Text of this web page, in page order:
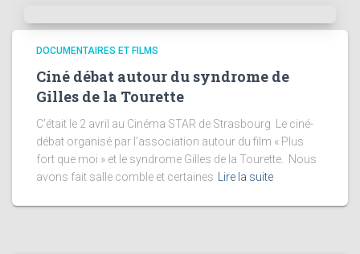
DOCUMENTAIRES ET FILMS
Ciné débat autour du syndrome de
Gilles de la Tourette
C’était le 2 avril au Cinéma STAR de Strasbourg Le ciné-
débat organisé par l’association autour du film « Plus
fort que moi » et le syndrome Gilles de la Tourette. Nous
avons fait salle comble et certaines Lire la suite